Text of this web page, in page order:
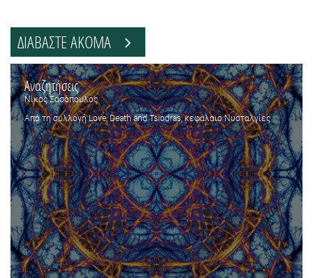
ΔΙΑΒΑΣΤΕ ΑΚΟΜΑ
Αναζητήσεις
Νίκος Σασόπουλος
Από τη συλλογή Love, Death and Tsiodras, κεφάλαιο Νυσταλγίες